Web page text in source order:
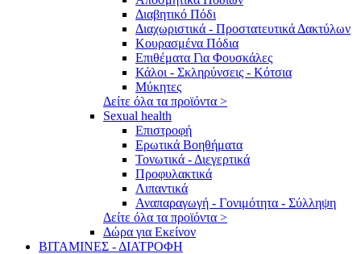
Διαβητικό Πόδι
Διαχωριστικά - Προστατευτικά Δακτύλων
Κουρασμένα Πόδια
Επιθέματα Για Φουσκάλες
Κάλοι - Σκληρύνσεις - Κότσια
Μύκητες
Δείτε όλα τα προϊόντα >
Sexual health
Επιστροφή
Ερωτικά Βοηθήματα
Τονωτικά - Διεγερτικά
Προφυλακτικά
Λιπαντικά
Αναπαραγωγή - Γονιμότητα - Σύλληψη
Δείτε όλα τα προϊόντα >
Δώρα για Εκείνον
ΒΙΤΑΜΙΝΕΣ - ΔΙΑΤΡΟΦΗ